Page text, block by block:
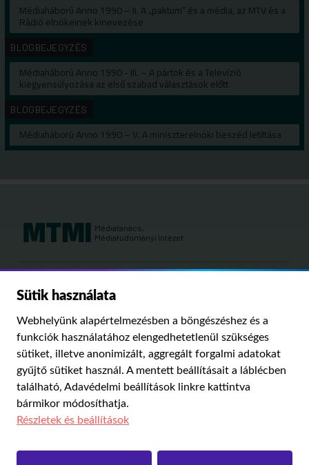
Médiaháború Anno 1990 – II. A „paktum” és a média, az MTV és a
Rádió elnökeinek kinevezése
BLOGBEJEGYZÉS
Médiaháború Anno 1990 - III. – A pártok és a Televízió
kiegyensúlyozása az első szabad választások előtt
BLOGBEJEGYZÉS
Médiaháború Anno 1990 – V. A miniszterelnöki beszéd letiltása
Sütik használata
Webhelyünk alapértelmezésben a böngészéshez és a
funkciók használatához elengedhetetlenül szükséges
sütiket, illetve anonimizált, aggregált forgalmi adatokat
gyűjtő sütiket használ. A mentett beállításait a láblécben
található, Adavédelmi beállítások linkre kattintva
bármikor módosíthatja.
Részletek és beállítások
Médiatanács,
Médiatudományi Intézet
Kutatási területeink:
MÉDIA ÉS TÁRSADALOM
PUBLIKÁCIÓINKRÓLUNKIMPRESSZUMSZERZŐI JOGOK
ADATVÉDELMI BEÁLLÍTÁSOK